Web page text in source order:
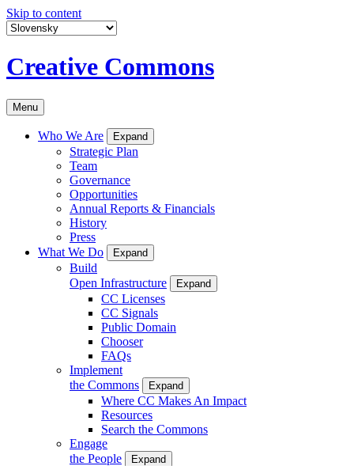
Skip to content
Creative Commons
Menu
Who We Are Expand
Strategic Plan
Team
Governance
Opportunities
Annual Reports & Financials
History
Press
What We Do
Expand
Build
Open Infrastructure
Expand
CC Licenses
CC Signals
Public Domain
Chooser
FAQs
Implement
the Commons
Expand
Where CC Makes An Impact
Resources
Search the Commons
Engage
the People
Expand